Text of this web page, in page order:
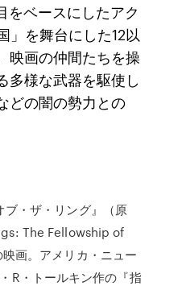
をベースにしたアク
」を舞台にした12以
映画の仲間たちを操
多様な武器を駆使し
どの闇の勢力との
・ザ・リング』（原
The Fellowship of
画。アメリカ・ニュー
R・トールキン作の『指